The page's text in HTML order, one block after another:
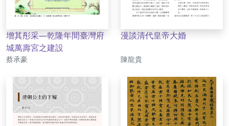
增其彤采—乾隆年間臺灣府
城萬壽宮之建設
作者
蔡承豪
漫談清代皇帝大婚
作者
陳龍貴